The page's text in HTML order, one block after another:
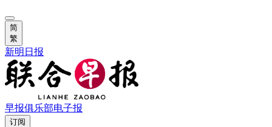
简
繁
新明日报
早报俱乐部电子报
订阅